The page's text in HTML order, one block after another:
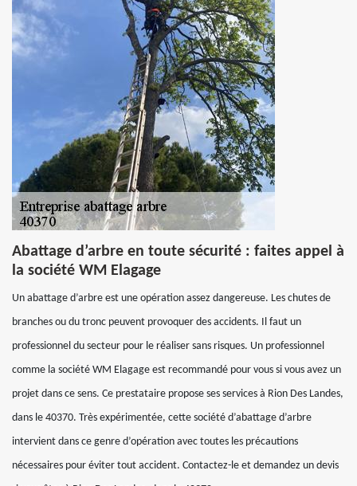
Abattage d’arbre en toute sécurité : faites appel à
la société WM Elagage
Un abattage d’arbre est une opération assez dangereuse. Les chutes de
branches ou du tronc peuvent provoquer des accidents. Il faut un
professionnel du secteur pour le réaliser sans risques. Un professionnel
comme la société WM Elagage est recommandé pour vous si vous avez un
projet dans ce sens. Ce prestataire propose ses services à Rion Des Landes,
dans le 40370. Très expérimentée, cette société d’abattage d’arbre
intervient dans ce genre d’opération avec toutes les précautions
nécessaires pour éviter tout accident. Contactez-le et demandez un devis